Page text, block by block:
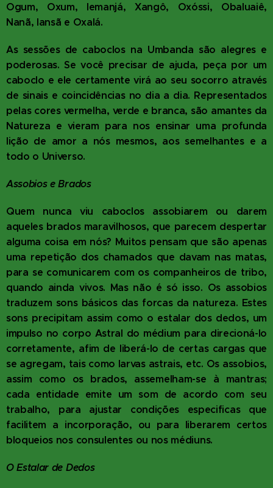
Ogum, Oxum, Iemanjá, Xangô, Oxóssi, Obaluaiê,
Nanã, Iansã e Oxalá.
As sessões de caboclos na Umbanda são alegres e
poderosas. Se você precisar de ajuda, peça por um
caboclo e ele certamente virá ao seu socorro através
de sinais e coincidências no dia a dia. Representados
pelas cores vermelha, verde e branca, são amantes da
Natureza e vieram para nos ensinar uma profunda
lição de amor a nós mesmos, aos semelhantes e a
todo o Universo.
Assobios e Brados
Quem nunca viu caboclos assobiarem ou darem
aqueles brados maravilhosos, que parecem despertar
alguma coisa em nós? Muitos pensam que são apenas
uma repetição dos chamados que davam nas matas,
para se comunicarem com os companheiros de tribo,
quando ainda vivos. Mas não é só isso. Os assobios
traduzem sons básicos das forcas da natureza. Estes
sons precipitam assim como o estalar dos dedos, um
impulso no corpo Astral do médium para direcioná-lo
corretamente, afim de liberá-lo de certas cargas que
se agregam, tais como larvas astrais, etc. Os assobios,
assim como os brados, assemelham-se à mantras;
cada entidade emite um som de acordo com seu
trabalho, para ajustar condições especificas que
facilitem a incorporação, ou para liberarem certos
bloqueios nos consulentes ou nos médiuns.
O Estalar de Dedos